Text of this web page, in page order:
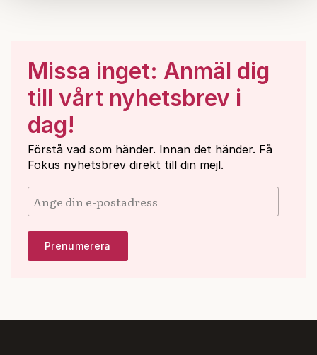
Missa inget: Anmäl dig
till vårt nyhetsbrev i
dag!
Förstå vad som händer. Innan det händer. Få
Fokus nyhetsbrev direkt till din mejl.